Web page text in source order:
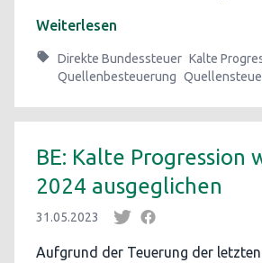
Weiterlesen
Direkte Bundessteuer Kalte
Quellenbesteuerung
BE: Kalte Progression
2024 ausgeglichen
31.05.2023
Aufgrund der Teuerung der